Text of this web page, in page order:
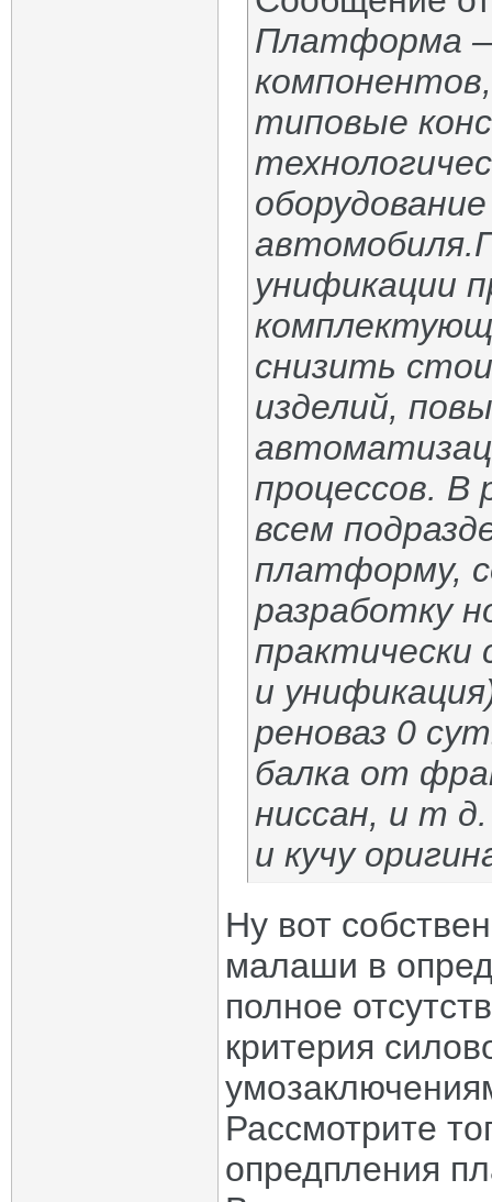
Платформа —
типовые
унификации
снизить
изделий,
процессов. В
всем
платформу,
разработку
и
реноваз 0
балка от
ниссан, и т
и кучу
Ну вот
малаши в
полное
критерия
Рассмотрите
опредпления